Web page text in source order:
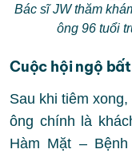
Bác sĩ JW thăm
ông 96 tuổi
Cuộc hội ngộ
Sau khi tiêm
ông chính là
Hàm Mặt –